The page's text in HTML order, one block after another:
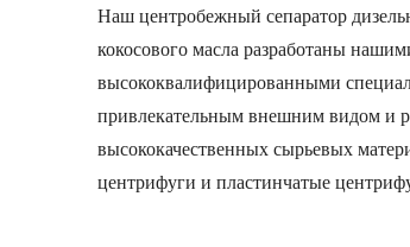
Наш центробежный сепаратор
кокосового масла разработаны
высококвалифицированными
привлекательным внешним видом и
высококачественных сырьевых
центрифуги и пластинчатые